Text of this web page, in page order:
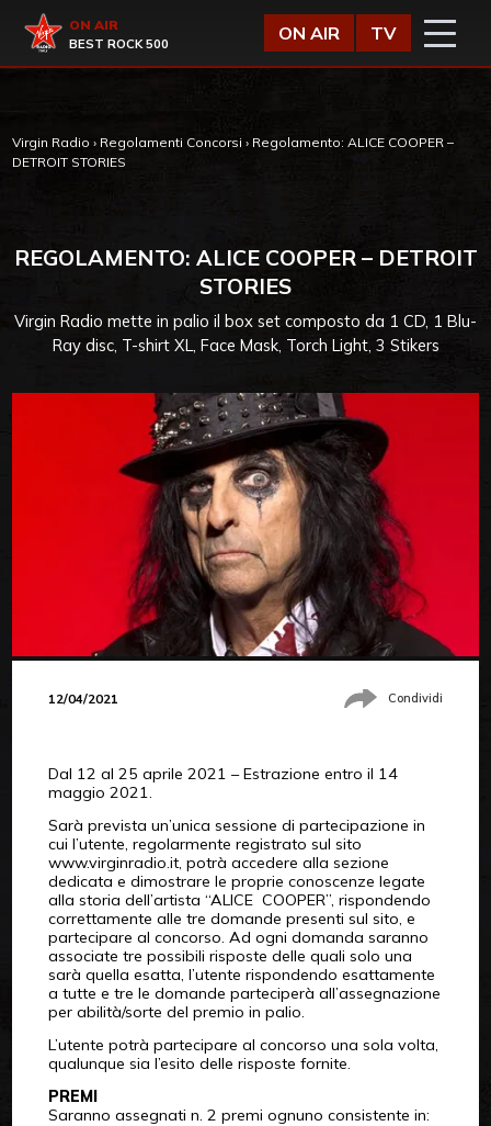
Virgin Radio
ON AIR
BEST ROCK 500
ON AIR TV
Virgin Radio › Regolamenti Concorsi › Regolamento: ALICE COOPER –
DETROIT STORIES
REGOLAMENTO: ALICE COOPER – DETROIT
STORIES
Virgin Radio mette in palio il box set composto da 1 CD, 1 Blu-
Ray disc, T-shirt XL, Face Mask, Torch Light, 3 Stikers
12/04/2021 Condividi
Dal 12 al 25 aprile 2021 – Estrazione entro il 14
maggio 2021.
Sarà prevista un’unica sessione di partecipazione in
cui l’utente, regolarmente registrato sul sito
www.virginradio.it, potrà accedere alla sezione
dedicata e dimostrare le proprie conoscenze legate
alla storia dell’artista “ALICE COOPER”, rispondendo
correttamente alle tre domande presenti sul sito, e
partecipare al concorso. Ad ogni domanda saranno
associate tre possibili risposte delle quali solo una
sarà quella esatta, l’utente rispondendo esattamente
a tutte e tre le domande parteciperà all’assegnazione
per abilità/sorte del premio in palio.
L’utente potrà partecipare al concorso una sola volta,
qualunque sia l’esito delle risposte fornite.
PREMI
Saranno assegnati n. 2 premi ognuno consistente in: